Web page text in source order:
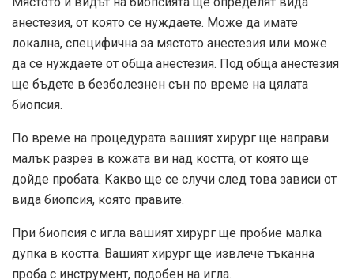
анестезия, от която се нуждаете. Може да имате
локална, специфична за мястото анестезия или може
да се нуждаете от обща анестезия. Под обща анестезия
ще бъдете в безболезнен сън по време на цялата
биопсия.
По време на процедурата вашият хирург ще направи
малък разрез в кожата ви над костта, от която ще
дойде пробата. Какво ще се случи след това зависи от
вида биопсия, която правите.
При биопсия с игла вашият хирург ще пробие малка
дупка в костта. Вашият хирург ще извлече тъканна
проба с инструмент, подобен на игла.